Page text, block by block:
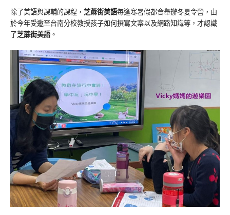
除了美語與課輔的課程， 芝蔴街美語每逢寒暑假都會舉辦冬夏令營，由
於今年受邀至台南分校教授孩子如何撰寫文案以及網路知識等，才認識
了芝蔴街美語。